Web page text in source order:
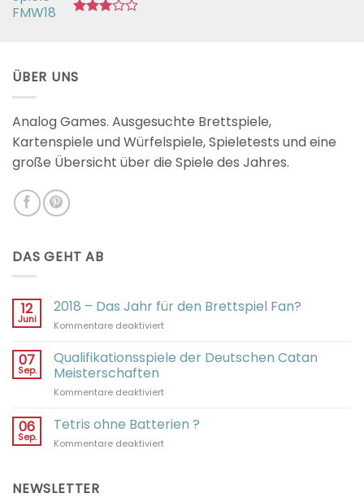
ÜBER UNS
Analog Games. Ausgesuchte Brettspiele,
Kartenspiele und Würfelspiele, Spieletests und eine
große Übersicht über die Spiele des Jahres.
DAS GEHT AB
12
Juni
2018 – Das Jahr für den Brettspiel Fan?
Kommentare deaktiviertfür
–
Das
für
Brettspiel
07
Sep.
Qualifikationsspiele der Deutschen Catan
Meisterschaften
Kommentare deaktiviertfür
der
Deutschen
Catan
06
Sep.
Tetris ohne Batterien ?
Kommentare deaktiviertfür
NEWSLETTER